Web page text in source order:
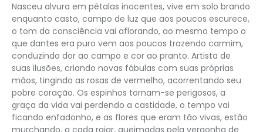
Nasceu alvura em pétalas inocentes, vive em solo brando
enquanto casto, campo de luz que aos poucos escurece,
o tom da consciência vai aflorando, ao mesmo tempo o
que dantes era puro vem aos poucos trazendo carmim,
conduzindo dor ao campo e cor ao pranto. Artista de
suas ilusões, criando novas fábulas com suas próprias
mãos, tingindo as rosas de vermelho, acorrentando seu
pobre coração. Os espinhos tornam-se perigosos, a
graça da vida vai perdendo a castidade, o tempo vai
ficando enfadonho, e as flores que eram tão vivas, estão
murchando, a cada raiar, queimadas pela vergonha de